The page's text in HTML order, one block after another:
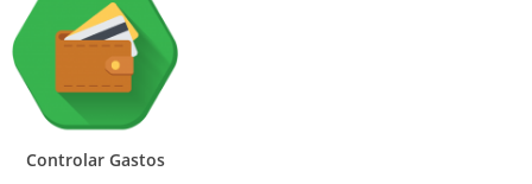
Controlar Gastos